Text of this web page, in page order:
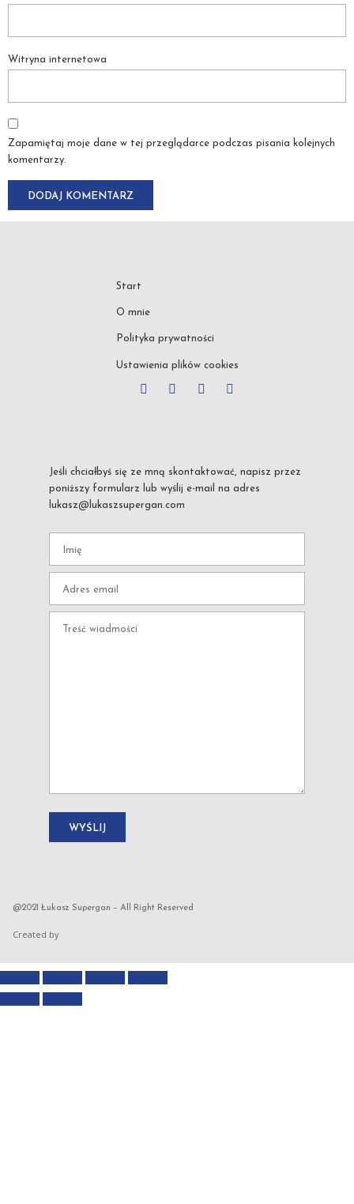
Witryna internetowa
Zapamiętaj moje dane w tej przeglądarce podczas pisania kolejnych
komentarzy.
Start
O mnie
Polityka prywatności
Ustawienia plików cookies
Jeśli chciałbyś się ze mną skontaktować, napisz przez
poniższy formularz lub wyślij e-mail na adres
lukasz@lukaszsupergan.com
@2021 Łukasz Supergan – All Right Reserved
Created by